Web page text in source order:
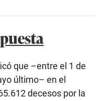
que –entre el 1 de
último– en el
decesos por la